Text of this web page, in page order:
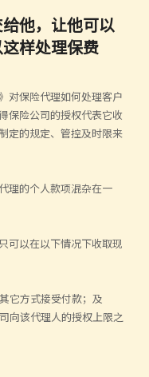
他，让他可以
样处理保费
对保险代理如何处理客户
保险公司的授权代表它收
定的规定、管控及时限来
理的个人款项混杂在一
可以在以下情况下收取现
它方式接受付款；及
向该代理人的授权上限之